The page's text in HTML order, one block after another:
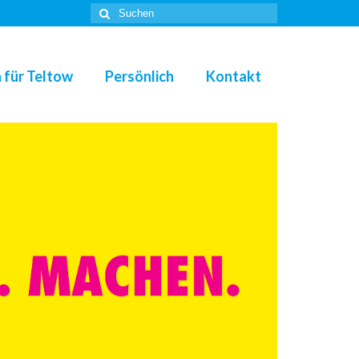
Suche
nach:
für Teltow Persönlich Kontakt